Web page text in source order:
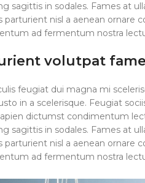
sagittis in sodales. Fames at
parturient nisl a aenean ornare
ad fermentum nostra
volutpat
feugiat dui magna mi
in a scelerisque. Feugiat
dictumst condimentum
sagittis in sodales. Fames at
parturient nisl a aenean ornare
ad fermentum nostra